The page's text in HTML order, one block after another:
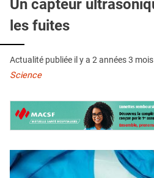
CRÉDITS
Un capteur
les fuites
Actualité publiée il y a 2 années 3
Science